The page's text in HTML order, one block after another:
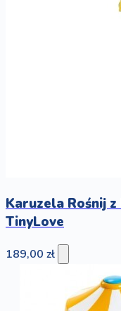
Karuzela Rośnij z
TinyLove
189,00 zł